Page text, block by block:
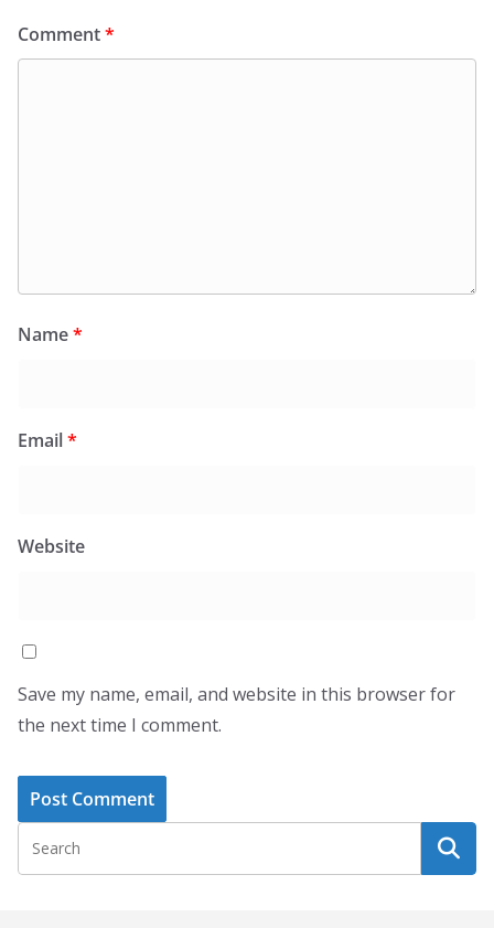
Comment*
Name*
Email*
Website
Save my name, email, and website in this browser for
the next time I comment.